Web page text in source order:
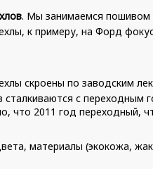
. Мы занимаемся пошивом
к примеру, на Форд
скроены по заводским
сталкиваются с
что 2011 год переходный,
материалы (экокожа,